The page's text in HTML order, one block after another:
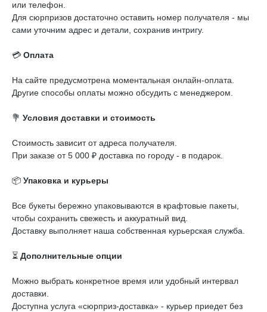
или телефон.
Для сюрпризов достаточно оставить номер получателя - мы
сами уточним адрес и детали, сохранив интригу.
💳 Оплата
На сайте предусмотрена моментальная онлайн-оплата.
Другие способы оплаты можно обсудить с менеджером.
💐 Условия доставки и стоимость
Стоимость зависит от адреса получателя.
При заказе от 5 000 ₽ доставка по городу - в подарок.
📦 Упаковка и курьеры
Все букеты бережно упаковываются в крафтовые пакеты,
чтобы сохранить свежесть и аккуратный вид.
Доставку выполняет наша собственная курьерская служба.
⏳ Дополнительные опции
Можно выбрать конкретное время или удобный интервал
доставки.
Доступна услуга «сюрприз-доставка» - курьер приедет без